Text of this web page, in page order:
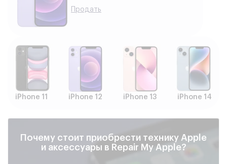
Продать
iPhone 11 iPhone 12 iPhone 13 iPhone 14
Почему стоит приобрести технику Apple
и аксессуары в Repair My Apple?